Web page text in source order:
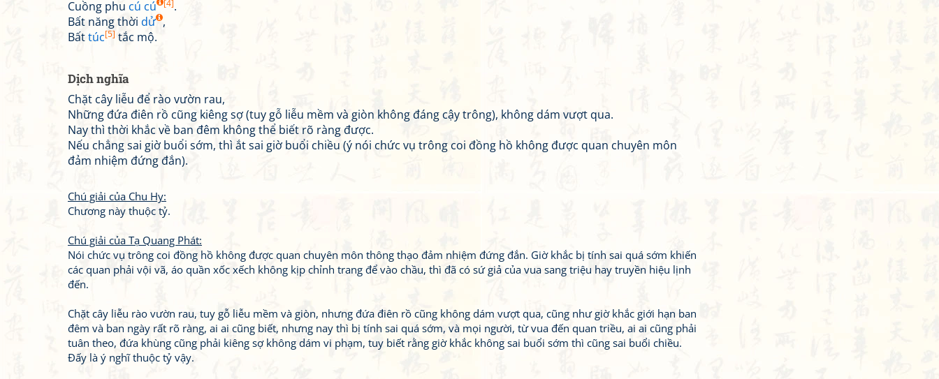
Cuồng phu cú cú [4].
Bất năng thời dử ,
Bấttúc[5] tắc mộ.
Dịch nghĩa
Chặt cây liễu để rào vườn rau,
Những đứa điên rồ cũng kiêng sợ (tuy gỗ liễu mềm và giòn không đáng cậy trông), không dám vượt qua.
Nay thì thời khắc về ban đêm không thể biết rõ ràng được.
Nếu chẳng sai giờ buổi sớm, thì ắt sai giờ buổi chiều (ý nói chức vụ trông coi đồng hồ không được quan chuyên môn
đảm nhiệm đứng đắn).
Chú giải của Chu Hy:
Chương này thuộc tỷ.
Chú giải của Tạ Quang Phát:
Nói chức vụ trông coi đồng hồ không được quan chuyên môn thông thạo đảm nhiệm đứng đắn. Giờ khắc bị tính sai quá sớm khiến
các quan phải vội vã, áo quần xốc xếch không kịp chỉnh trang để vào chầu, thì đã có sứ giả của vua sang triệu hay truyền hiệu lịnh
đến.
Chặt cây liễu rào vườn rau, tuy gỗ liễu mềm và giòn, nhưng đứa điên rồ cũng không dám vượt qua, cũng như giờ khắc giới hạn ban
đêm và ban ngày rất rõ ràng, ai ai cũng biết, nhưng nay thì bị tính sai quá sớm, và mọi người, từ vua đến quan triều, ai ai cũng phải
tuân theo, đứa khùng cũng phải kiêng sợ không dám vi phạm, tuy biết rằng giờ khắc không sai buổi sớm thì cũng sai buổi chiều.
Đấy là ý nghĩ thuộc tỷ vậy.